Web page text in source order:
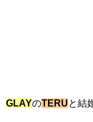
GLAYのTERUと結